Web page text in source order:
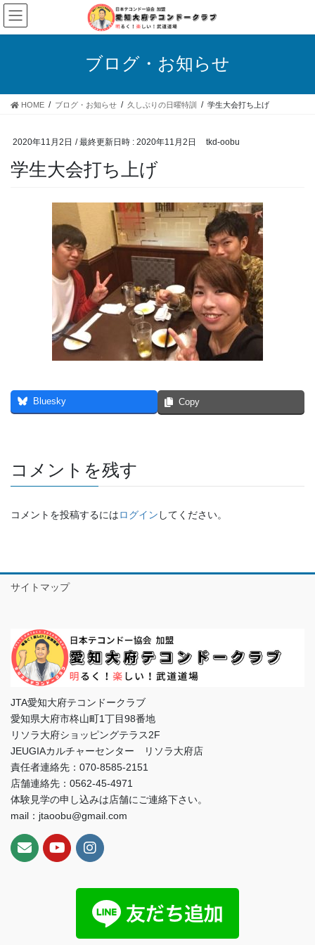
コ
ン
テ
ス
ナ
ビ
ゲ
ン
ブログ・お知らせ
HOME ブログ・お知らせ 久しぶりの日曜特訓 学生大会打ち上げ
2020年11月2日 / 最終更新日時 : 2020年11月2日 tkd-oobu
学生大会打ち上げ
Bluesky Copy
コメントを残す
コメントを投稿するにはログイン してください。
サイトマップ
JTA愛知大府テコンドークラブ
愛知県大府市柊山町1丁目98番地
リソラ大府ショッピングテラス2F
JEUGIAカルチャーセンター リソラ大府店
責任者連絡先：070-8585-2151
店舗連絡先：0562-45-4971
体験見学の申し込みは店舗にご連絡下さい。
mail：jtaoobu@gmail.com